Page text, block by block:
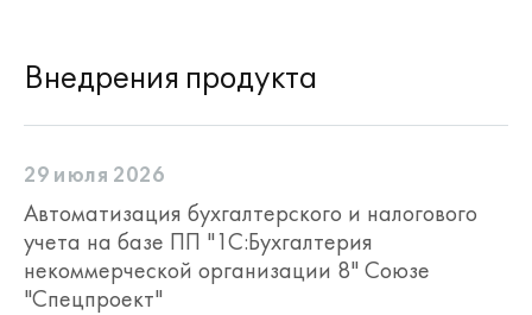
Внедрения продукта
29 июля 2026
Автоматизация бухгалтерского и налогового
учета на базе ПП "1С:Бухгалтерия
некоммерческой организации 8" Союзе
"Спецпроект"